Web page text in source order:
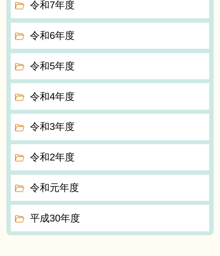
令和7年度
令和6年度
令和5年度
令和4年度
令和3年度
令和2年度
令和元年度
平成30年度